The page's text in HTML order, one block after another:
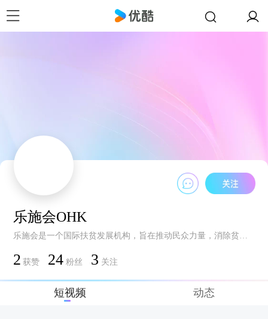
乐施会OHK
乐施会是一个国际扶贫发展机构，旨在推动民众力量，消除贫穷。
2 获赞 24 粉丝 3 关注
短视频 动态